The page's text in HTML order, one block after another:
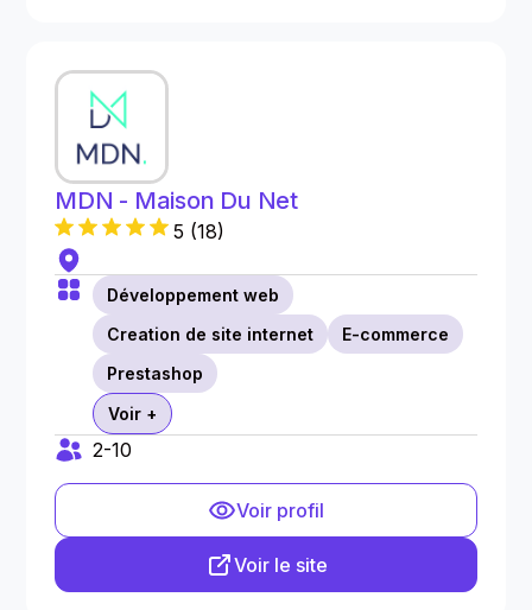
MDN - Maison Du Net
5 (18)
Développement web
Creation de site internet
E-commerce
Prestashop
Voir +
2-10
Voir profil
Voir le site